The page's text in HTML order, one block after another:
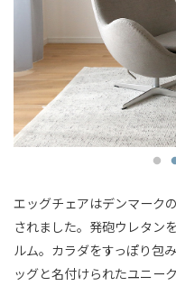
エッグチェアはデンマーク
されました。発砲ウレタン
ルム。カラダをすっぽり包
ッグと名付けられたユニー